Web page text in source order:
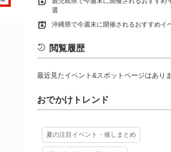
選
沖縄県で今週末に開催されるおすすめイ
閲覧履歴
最近見たイベント&スポットページはありま
おでかけトレンド
夏の注目イベント・催しまとめ